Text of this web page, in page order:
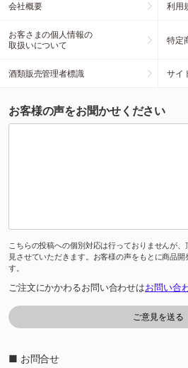
会社概要 利用
お客さまの個人情報の
取扱いについて
特定
酒類販売管理者標識 サイ
お客様の声をお聞かせください
こちらの投稿への個別対応は行っておりませんが
見させていただきます。お客様の声をもとに商品
す。
ご注文にかかわるお問い合わせはお問い合
■ お問合せ